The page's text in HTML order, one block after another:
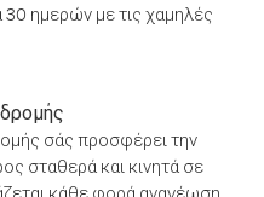
30 ημερών με τις χαμηλές
σάς προσφέρει την
σταθερά και κινητά σε